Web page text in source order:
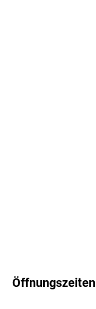
Öffnungszeiten